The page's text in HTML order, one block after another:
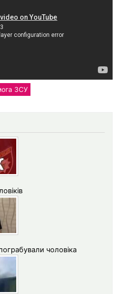
ЗСУ
чоловіка